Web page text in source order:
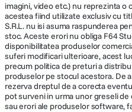
imagini, video etc.) nu reprezinta o
acestea fiind utilizate exclusiv cu
S.R.L. nu isi asuma raspunderea
stoc. Aceste erori nu obliga F64
disponibilitatea produselor
suferi modificari ulterioare, acest
precum politica de preturi a
produselor pe stocul acestora. De
rezerva dreptul de a corecta
pot surveni in urma unor greseli
sau erori ale produselor software,